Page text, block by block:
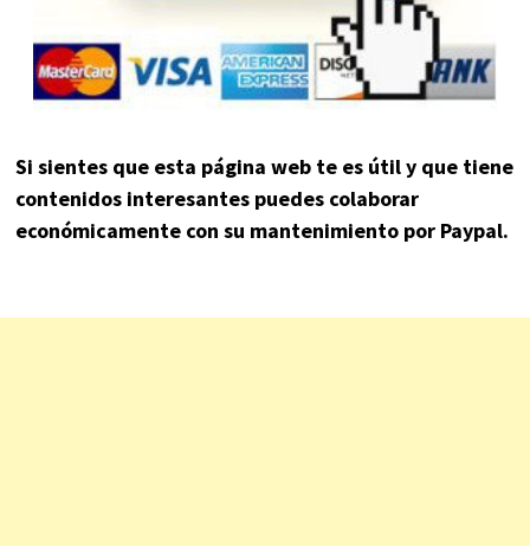
Si sientes que esta página web te es útil y que tiene
contenidos interesantes puedes colaborar
económicamente con su mantenimiento por Paypal.